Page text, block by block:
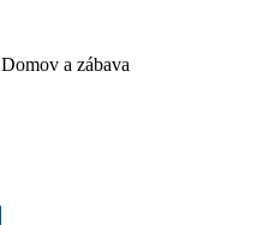
Domov a zábava